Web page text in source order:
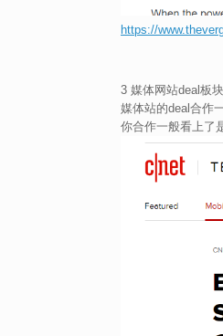
https://
3 媒体网站deal板
媒体站的deal合作
你合作一般看上了